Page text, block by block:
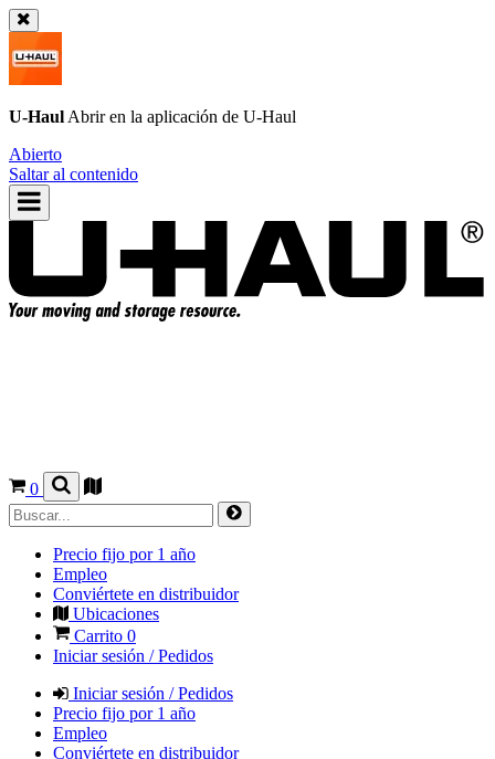
U-Haul Abrir en la aplicación de U-Haul
Abierto
Saltar al contenido
0
Precio fijo por 1 año
Empleo
Conviértete en distribuidor
Ubicaciones
Carrito 0
Iniciar sesión / Pedidos
Iniciar sesión / Pedidos
Precio fijo por 1 año
Empleo
Conviértete en distribuidor